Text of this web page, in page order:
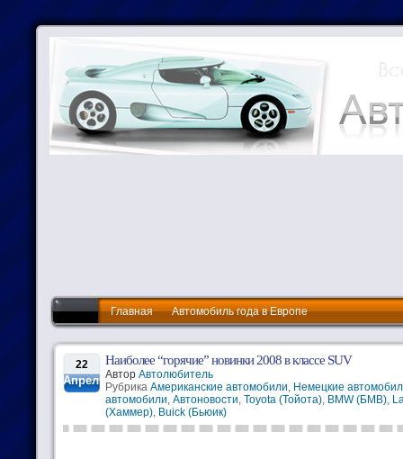
Главная Автомобиль года в Европе
22
Апрель
Наиболее “горячие” новинки 2008 в классе SUV
Автор Автолюбитель
Рубрика Американские автомобили, Немецкие
автомобили, Автоновости, Toyota (Тойота), BMW (БМВ),
(Хаммер), Buick (Бьюик)